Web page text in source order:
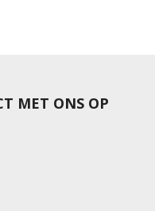
MET ONS OP